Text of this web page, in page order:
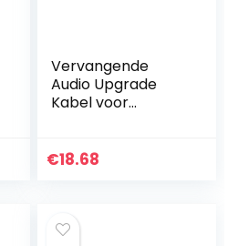
Vervangende
Audio Upgrade
Kabel voor
HD58X, HD660S,
€18.68